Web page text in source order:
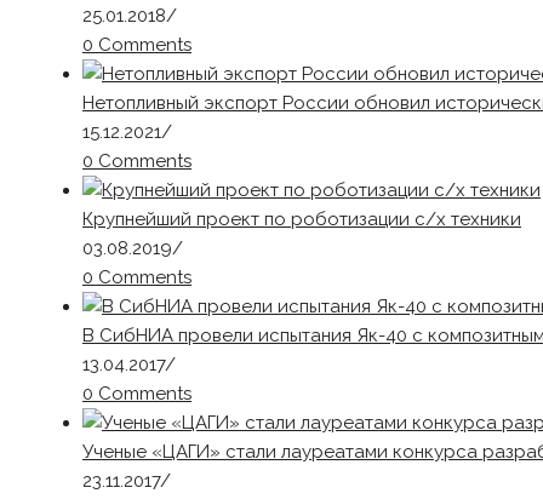
25.01.2018/
0 Comments
Нетопливный экспорт России обновил
15.12.2021/
0 Comments
Крупнейший проект по роботизации с/х техники
03.08.2019/
0 Comments
В СибНИА провели испытания Як-40 с
13.04.2017/
0 Comments
Ученые «ЦАГИ» стали лауреатами конкурса
23.11.2017/